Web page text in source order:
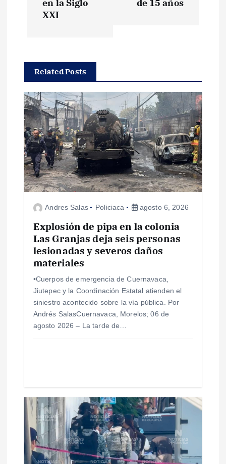
a
c
ó
n
d
s
en la Siglo
XXI
de 15 años
Related Posts
Andres Salas Policiaca agosto 6, 2026
Explosión de pipa en la colonia
Las Granjas deja seis personas
lesionadas y severos daños
materiales
•Cuerpos de emergencia de Cuernavaca,
Jiutepec y la Coordinación Estatal atienden el
siniestro acontecido sobre la vía pública. Por
Andrés SalasCuernavaca, Morelos; 06 de
agosto 2026 – La tarde de…